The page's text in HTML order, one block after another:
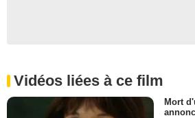
Vidéos liées à ce film
Mort